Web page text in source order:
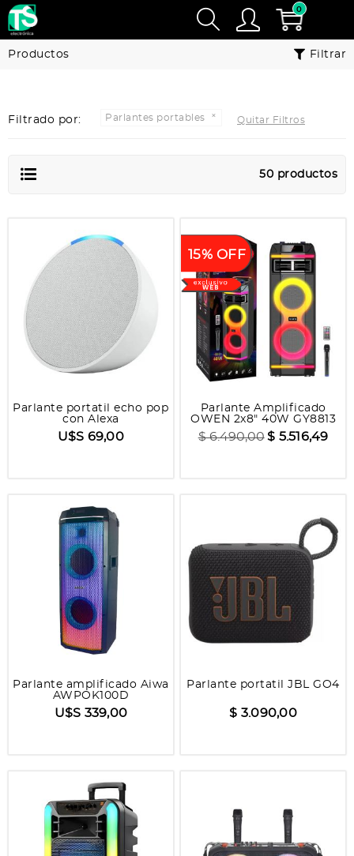
0
Productos Filtrar
Filtrado por: Parlantes portables Quitar Filtros
50 productos
Parlante portatil echo pop
con Alexa
U$S 69,00
15% OFF
Parlante Amplificado
OWEN 2x8" 40W GY8813
$ 6.490,00 $ 5.516,49
Parlante amplificado Aiwa
AWPOK100D
U$S 339,00
Parlante portatil JBL GO4
$ 3.090,00